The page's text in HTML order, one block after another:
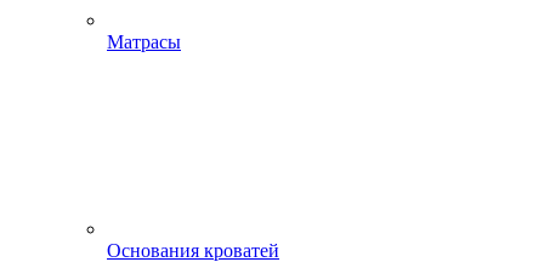
Матрасы
Основания кроватей